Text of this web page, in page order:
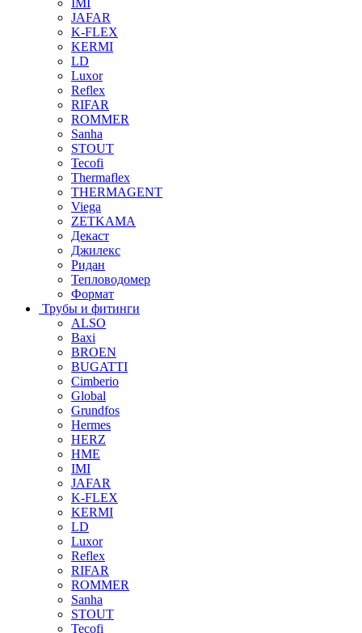
JAFAR
K-FLEX
KERMI
LD
Luxor
Reflex
RIFAR
ROMMER
Sanha
STOUT
Tecofi
Thermaflex
THERMAGENT
Viega
ZETKAMA
Декаст
Джилекс
Ридан
Тепловодомер
Формат
Трубы и фитинги
ALSO
Baxi
BROEN
BUGATTI
Cimberio
Global
Grundfos
Hermes
HERZ
HME
IMI
JAFAR
K-FLEX
KERMI
LD
Luxor
Reflex
RIFAR
ROMMER
Sanha
STOUT
Tecofi